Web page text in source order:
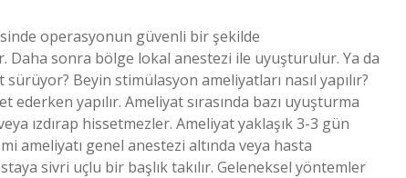
operasyonun güvenli bir şekilde
sonra bölge lokal anestezi ile uyuşturulur. Ya da
Beyin stimülasyon ameliyatları nasıl yapılır?
yapılır. Ameliyat sırasında bazı uyuşturma
ızdırap hissetmezler. Ameliyat yaklaşık 3-3 gün
ameliyatı genel anestezi altında veya hasta
sivri uçlu bir başlık takılır. Geleneksel yöntemler